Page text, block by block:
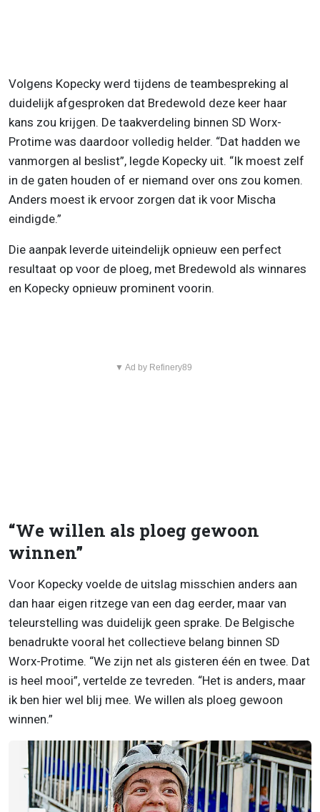
Volgens Kopecky werd tijdens de teambespreking al
duidelijk afgesproken dat Bredewold deze keer haar
kans zou krijgen. De taakverdeling binnen SD Worx-
Protime was daardoor volledig helder. “Dat hadden we
vanmorgen al beslist”, legde Kopecky uit. “Ik moest zelf
in de gaten houden of er niemand over ons zou komen.
Anders moest ik ervoor zorgen dat ik voor Mischa
eindigde.”
Die aanpak leverde uiteindelijk opnieuw een perfect
resultaat op voor de ploeg, met Bredewold als winnares
en Kopecky opnieuw prominent voorin.
▼ Ad by Refinery89
“We willen als ploeg gewoon
winnen”
Voor Kopecky voelde de uitslag misschien anders aan
dan haar eigen ritzege van een dag eerder, maar van
teleurstelling was duidelijk geen sprake. De Belgische
benadrukte vooral het collectieve belang binnen SD
Worx-Protime. “We zijn net als gisteren één en twee. Dat
is heel mooi”, vertelde ze tevreden. “Het is anders, maar
ik ben hier wel blij mee. We willen als ploeg gewoon
winnen.”